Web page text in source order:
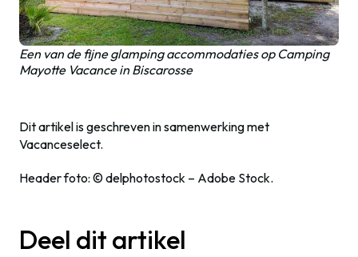
Een van de fijne glamping accommodaties op Camping
Mayotte Vacance in Biscarosse
Dit artikel is geschreven in samenwerking met
Vacanceselect.
Header foto: © delphotostock – Adobe Stock.
Deel dit artikel